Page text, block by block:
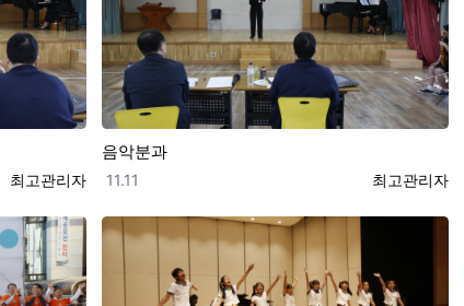
등록자
최고관리자
음악분과
등록자
최고관리자
등록일
11.11